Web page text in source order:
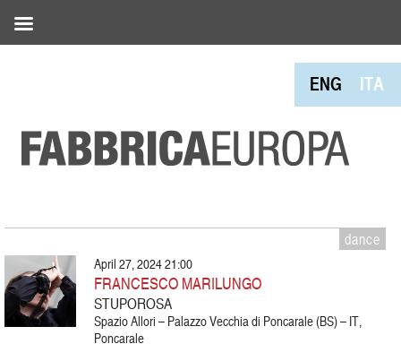
ENG ITA
dance
April 27, 2024 21:00
FRANCESCO MARILUNGO
STUPOROSA
Spazio Allori – Palazzo Vecchia di Poncarale (BS) – IT,
Poncarale